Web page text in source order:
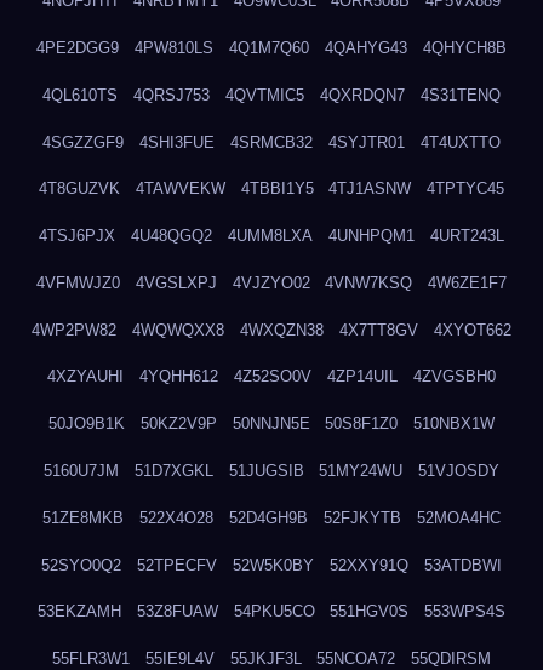
4PE2DGG9 4PW810LS 4Q1M7Q60 4QAHYG43 4QHYCH8B
4QL610TS 4QRSJ753 4QVTMIC5 4QXRDQN7 4S31TENQ
4SGZZGF9 4SHI3FUE 4SRMCB32 4SYJTR01 4T4UXTTO
4T8GUZVK 4TAWVEKW 4TBBI1Y5 4TJ1ASNW 4TPTYC45
4TSJ6PJX 4U48QGQ2 4UMM8LXA 4UNHPQM1 4URT243L
4VFMWJZ0 4VGSLXPJ 4VJZYO02 4VNW7KSQ 4W6ZE1F7
4WP2PW82 4WQWQXX8 4WXQZN38 4X7TT8GV 4XYOT662
4XZYAUHI 4YQHH612 4Z52SO0V 4ZP14UIL 4ZVGSBH0
50JO9B1K 50KZ2V9P 50NNJN5E 50S8F1Z0 510NBX1W
5160U7JM 51D7XGKL 51JUGSIB 51MY24WU 51VJOSDY
51ZE8MKB 522X4O28 52D4GH9B 52FJKYTB 52MOA4HC
52SYO0Q2 52TPECFV 52W5K0BY 52XXY91Q 53ATDBWI
53EKZAMH 53Z8FUAW 54PKU5CO 551HGV0S 553WPS4S
55FLR3W1 55IE9L4V 55JKJF3L 55NCOA72 55QDIRSM